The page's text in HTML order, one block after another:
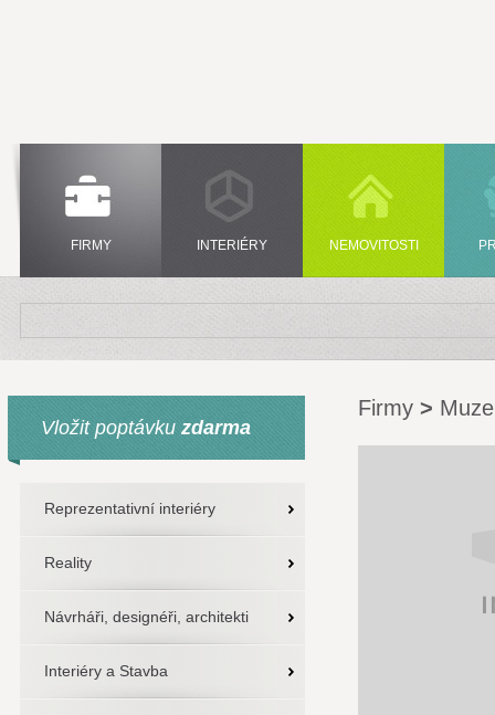
FIRMY INTERIÉRY NEMOVITOSTI
Vložit poptávku zdarma
Reprezentativní interiéry
Reality
Návrháři, designéři, architekti
Interiéry a Stavba
Firmy >